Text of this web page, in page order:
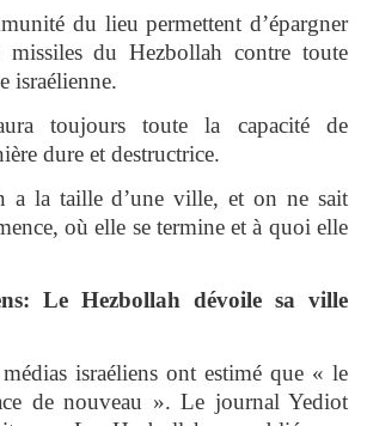
du lieu permettent d’épargner
missiles du Hezbollah contre toute
israélienne.
toujours toute la capacité de
dure et destructrice.
a la taille d’une ville, et on ne sait
où elle se termine et à quoi elle
Le Hezbollah dévoile sa ville
israéliens ont estimé que « le
de nouveau ». Le journal Yediot